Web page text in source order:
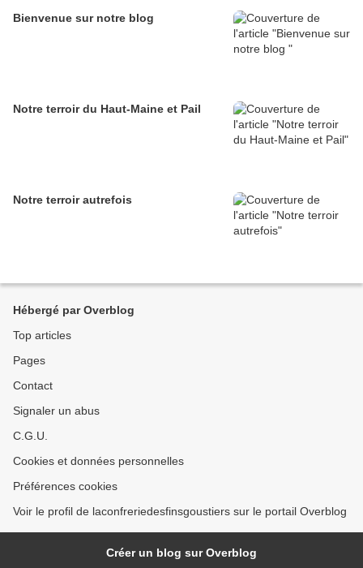
Bienvenue sur notre blog
Notre terroir du Haut-Maine et Pail
Notre terroir autrefois
Hébergé par Overblog
Top articles
Pages
Contact
Signaler un abus
C.G.U.
Cookies et données personnelles
Préférences cookies
Voir le profil de laconfreriedesfinsgoustiers sur le portail Overblog
Créer un blog sur Overblog